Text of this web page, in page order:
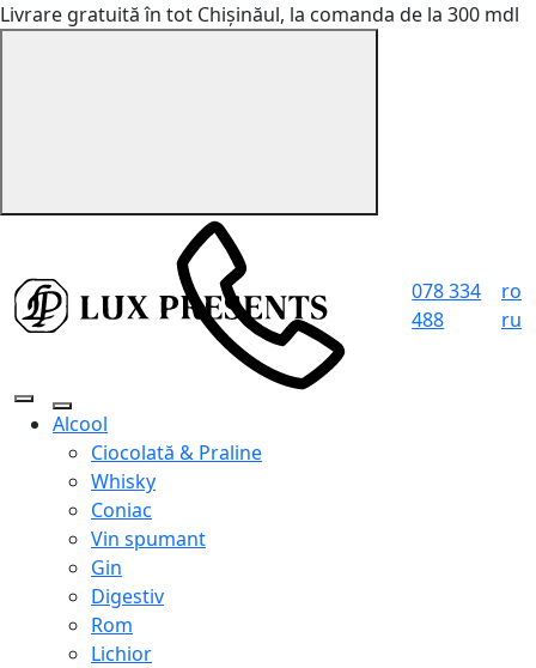
Livrare gratuită în tot Chișinăul, la comanda de la 300 mdl
078 334
488
ro
ru
Alcool
Ciocolată & Praline
Whisky
Coniac
Vin spumant
Gin
Digestiv
Rom
Lichior